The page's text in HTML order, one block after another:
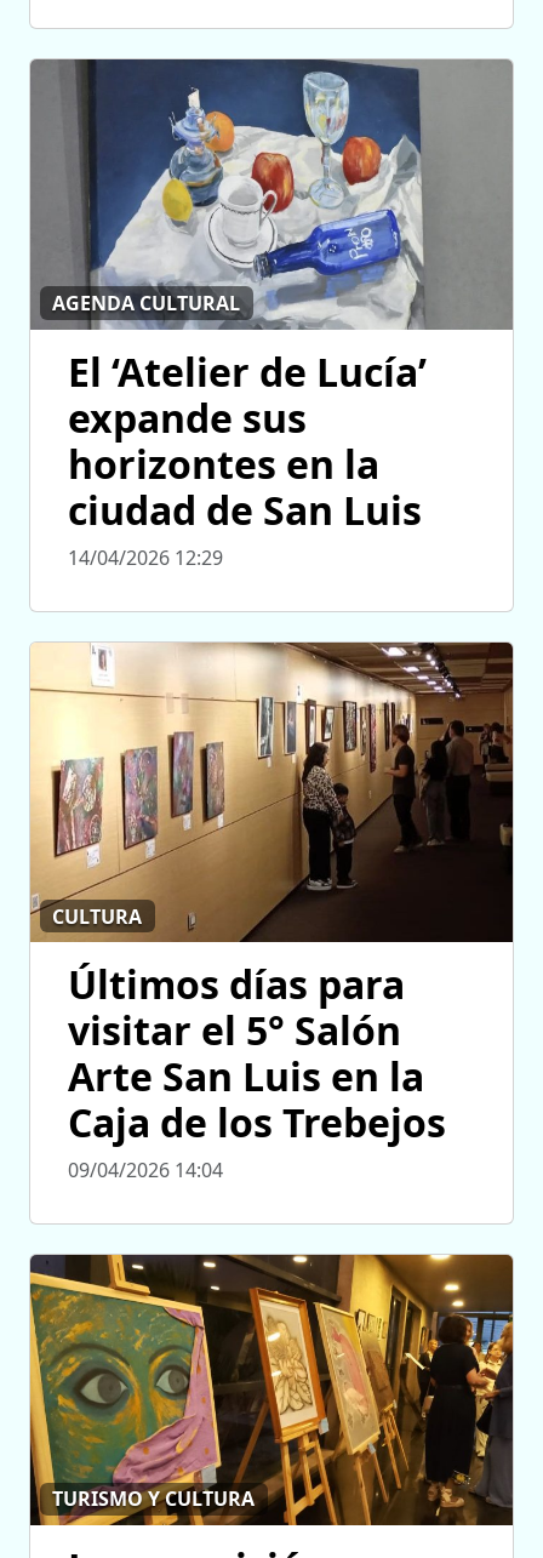
AGENDA CULTURAL
El ‘Atelier de Lucía’
expande sus
horizontes en la
ciudad de San Luis
14/04/2026 12:29
CULTURA
Últimos días para
visitar el 5° Salón
Arte San Luis en la
Caja de los Trebejos
09/04/2026 14:04
TURISMO Y CULTURA